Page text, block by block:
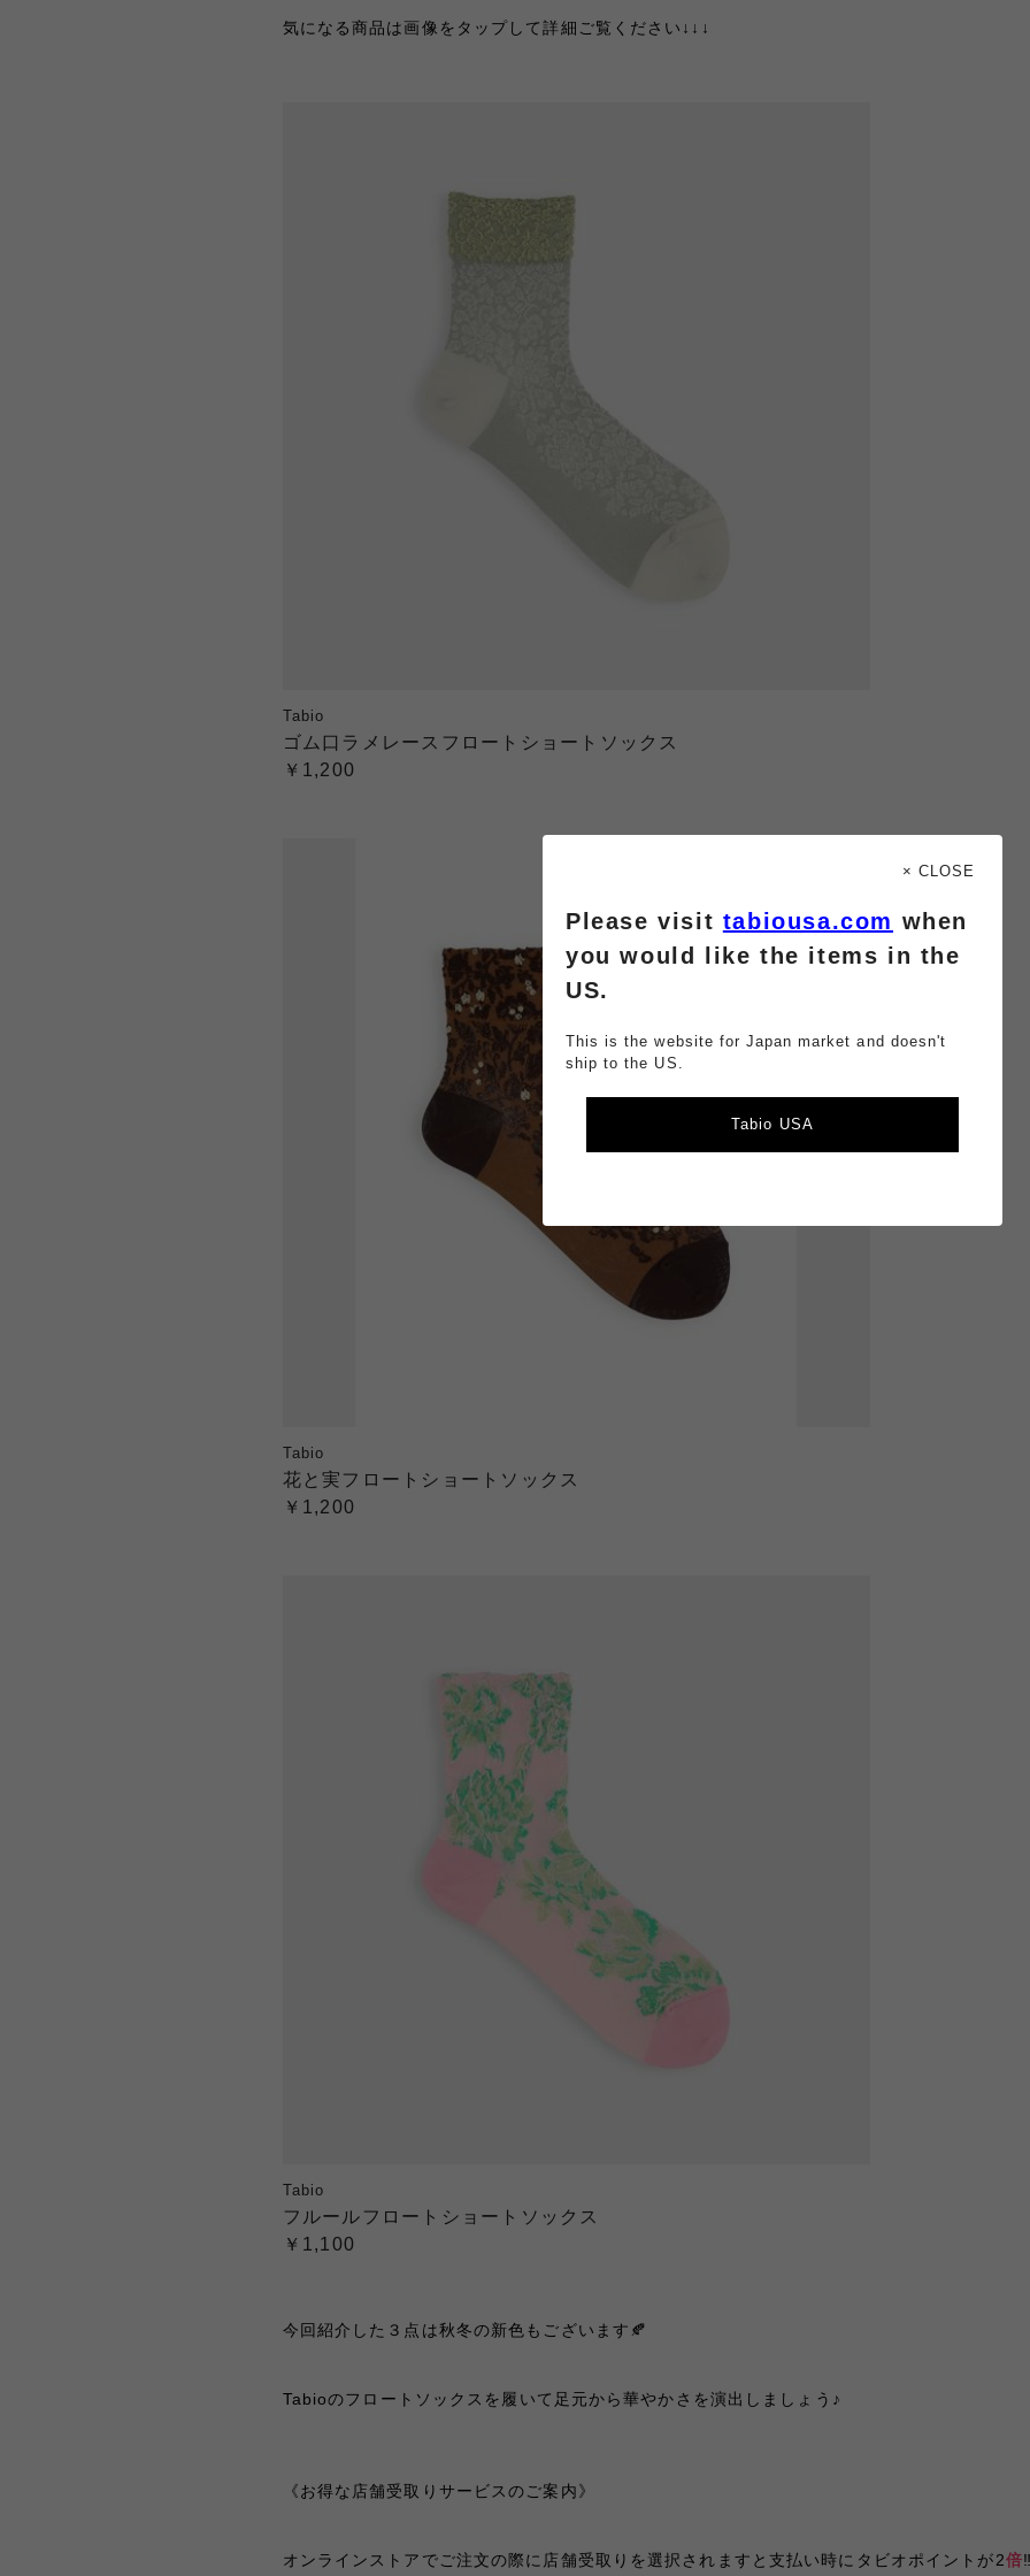
気になる商品は画像をタップして詳細ご覧ください↓↓↓
Tabio
ゴム口ラメレースフロートショートソックス
￥1,200
Tabio
花と実フロートショートソックス
￥1,200
Tabio
フルールフロートショートソックス
￥1,100
今回紹介した３点は秋冬の新色もございます🍂
Tabioのフロートソックスを履いて足元から華やかさを演出しましょう♪
《お得な店舗受取りサービスのご案内》
オンラインストアでご注文の際に店舗受取りを選択されますと支払い時にタビオポイントが2倍
× CLOSE
Please visit tabiousa.com when
you would like the items in the
US.
This is the website for Japan market and doesn't
ship to the US.
Tabio USA